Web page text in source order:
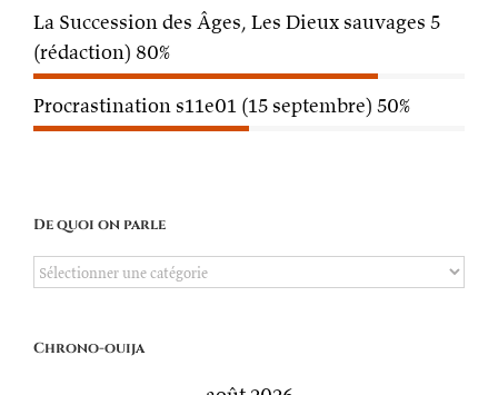
La Succession des Âges, Les Dieux sauvages 5
(rédaction) 80%
Procrastination s11e01 (15 septembre) 50%
De quoi on parle
De
parle
Chrono-ouija